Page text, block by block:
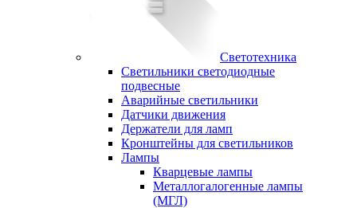
Светотехника
Cветильники светодиодные
подвесные
Аварийные светильники
Датчики движения
Держатели для ламп
Кронштейны для светильников
Лампы
Кварцевые лампы
Металлогалогенные лампы
(МГЛ)